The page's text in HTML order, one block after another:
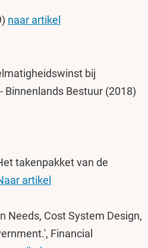
naar artikel
bij
Bestuur (2018)
takenpakket van de
artikel
Needs, Cost System Design,
Financial